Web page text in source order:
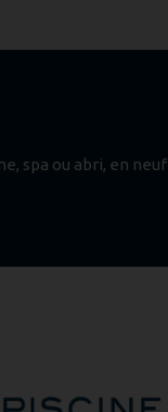
spa ou abri, en neuf